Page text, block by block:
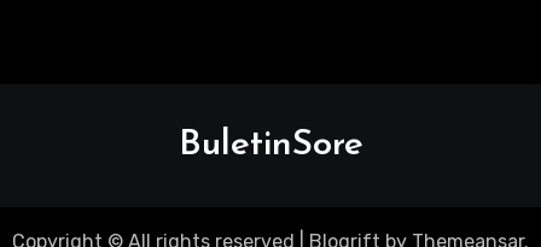
BuletinSore
Copyright © All rights reserved Blogrift by Themeansar.